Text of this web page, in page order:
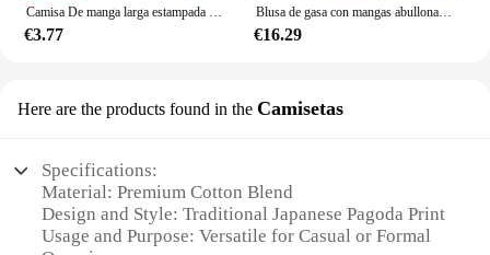
Camisa De manga larga estampada para Hombre, ropa informal, Primavera, Y2k
€3.77
Blusa de gasa con mangas abullonadas bordadas para Mujer, Blusas de oficina, Camisas lisas ahuecadas, primavera, envío directo
€16.29
Here are the products found in the Camisetas
Specifications:
Material: Premium Cotton Blend
Design and Style: Traditional Japanese Pagoda Print
Usage and Purpose: Versatile for Casual or Formal